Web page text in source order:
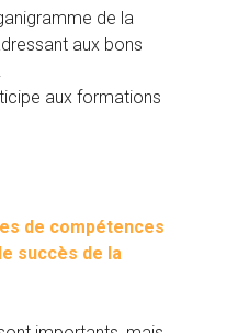
de la
aux bons
aux formations
de compétences
succès de la